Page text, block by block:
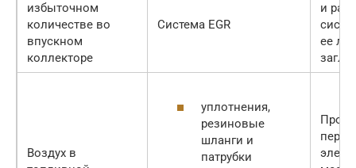
избыточном
количестве во
впускном
коллекторе
Система EGR
и
ее
Воздух в
уплотнения,
резиновые
шланги и
патрубки